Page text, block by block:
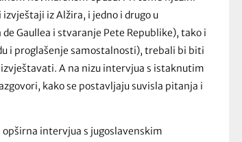
iz Alžira, i jedno i drugo u
Gaullea i stvaranje Pete Republike), tako i
i proglašenje samostalnosti), trebali bi biti
A na nizu intervjua s istaknutim
kako se postavljaju suvisla pitanja i
opširna intervjua s jugoslavenskim